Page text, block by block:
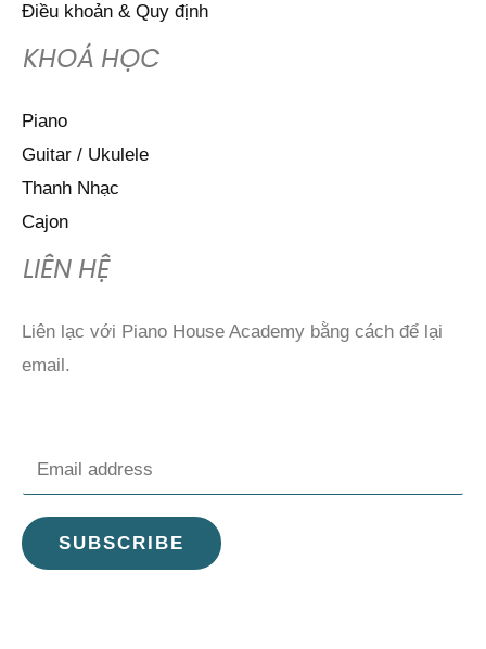
Điều khoản & Quy định
KHOÁ HỌC
Piano
Guitar / Ukulele
Thanh Nhạc
Cajon
LIÊN HỆ
Liên lạc với Piano House Academy bằng cách để lại
email.
m
a
i
SUBSCRIBE